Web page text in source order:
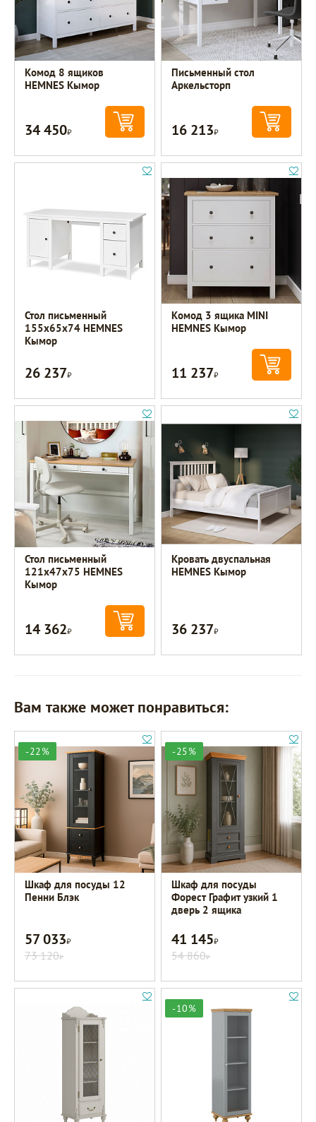
Комод 8 ящиков
HEMNES Кымор
34 450Р
Письменный стол
Аркельсторп
16 213Р
Стол письменный
155х65х74 HEMNES
Кымор
26 237Р
Комод 3 ящика MINI
HEMNES Кымор
11 237Р
Стол письменный
121х47х75 HEMNES
Кымор
14 362Р
Кровать двуспальная
HEMNES Кымор
36 237Р
Вам также может понравиться:
-22%
Шкаф для посуды 12
Пенни Блэк
57 033Р
73 120Р
-25%
Шкаф для посуды
Форест Графит узкий 1
дверь 2 ящика
41 145Р
54 860Р
-10%